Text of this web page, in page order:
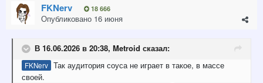
FKNerv 18 666
Опубликовано 16 июня
В 16.06.2026 в 20:38, Metroid сказал:
FKNerv Так аудитория соуса не играет в такое, в массе
своей.